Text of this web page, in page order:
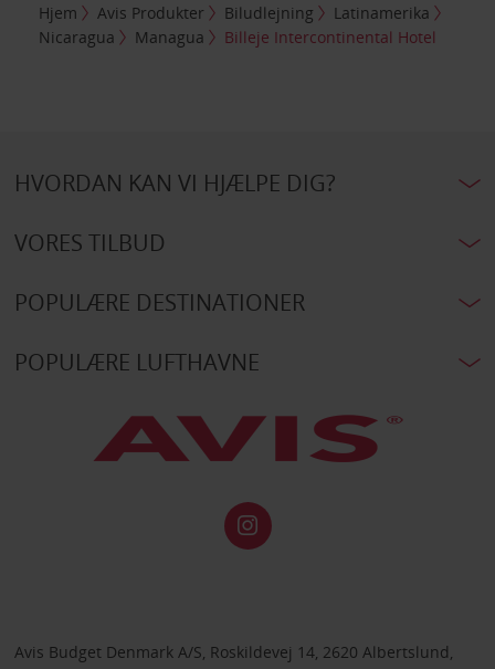
Hjem Avis Produkter Biludlejning
Latinamerika
Nicaragua
Managua Billeje Intercontinental Hotel
HVORDAN KAN VI HJÆLPE DIG?
VORES TILBUD
POPULÆRE DESTINATIONER
POPULÆRE LUFTHAVNE
Avis Budget Denmark A/S, Roskildevej 14, 2620 Albertslund,